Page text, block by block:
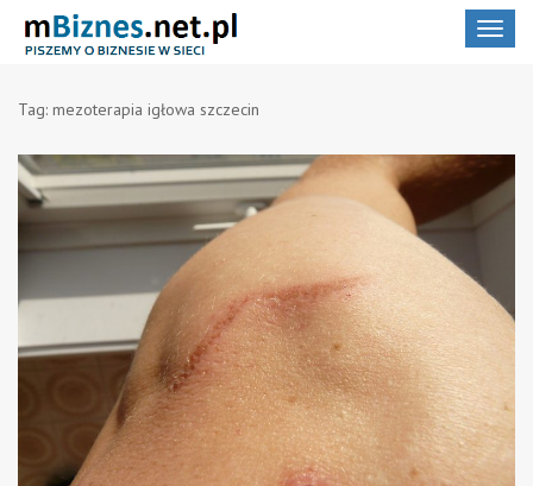
Toggle
Tag: mezoterapia igłowa szczecin